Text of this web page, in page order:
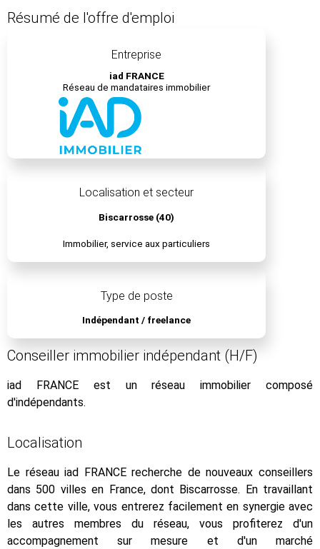
Résumé de l'offre d'emploi
Entreprise
iad FRANCE
Réseau de mandataires immobilier
Localisation et secteur
Biscarrosse (40)
Immobilier, service aux particuliers
Type de poste
Indépendant / freelance
Conseiller immobilier indépendant (H/F)
iad FRANCE est un réseau immobilier composé
d'indépendants.
Localisation
Le réseau iad FRANCE recherche de nouveaux conseillers
dans 500 villes en France, dont Biscarrosse. En travaillant
dans cette ville, vous entrerez facilement en synergie avec
les autres membres du réseau, vous profiterez d'un
accompagnement sur mesure et d'un marché